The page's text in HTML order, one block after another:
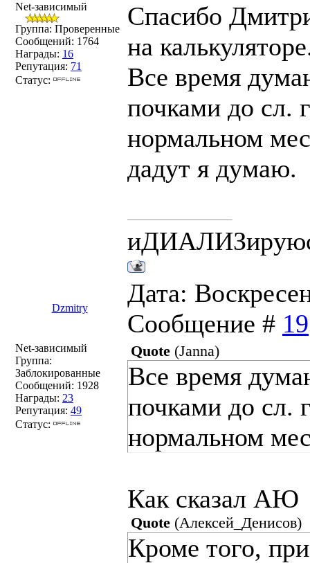
Net-зависимый
Группа: Проверенные
Сообщений: 1764
Награды: 16
Репутация: 71
Статус:
Спасибо
на
Все время
почками до сл.
нормальном
дадут я думаю.
Dzmitry
Дата:
Сообщение # 19
Net-зависимый
Группа:
Заблокированные
Сообщений: 1928
Награды: 23
Репутация: 49
Статус:
Quote (Janna)
Все время
почками до сл.
нормальном
Как сказал АЮ
Quote (Алексей_Денисов)
Кроме того,